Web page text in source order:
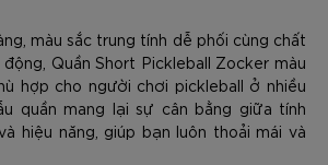
màu sắc trung tính dễ phối cùng chất
Quần Short Pickleball Zocker màu
hợp cho người chơi pickleball ở nhiều
quần mang lại sự cân bằng giữa tính
hiệu năng, giúp bạn luôn thoải mái và